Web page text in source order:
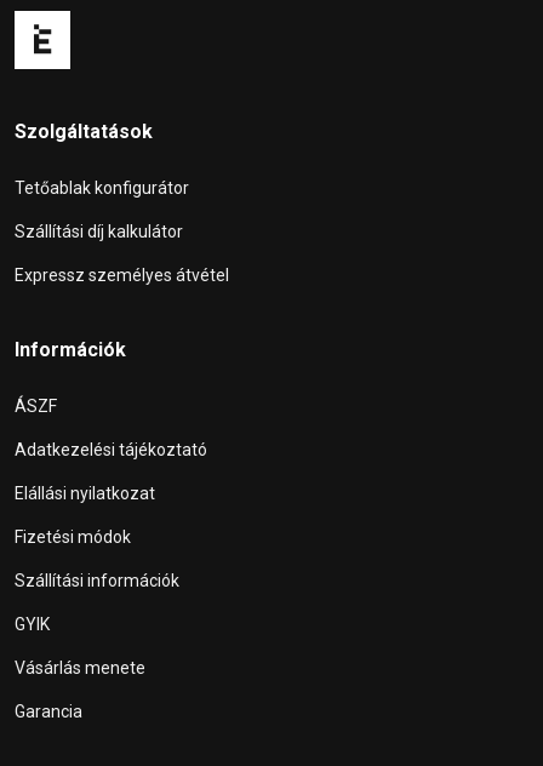
Szolgáltatások
Tetőablak konfigurátor
Szállítási díj kalkulátor
Expressz személyes átvétel
Információk
ÁSZF
Adatkezelési tájékoztató
Elállási nyilatkozat
Fizetési módok
Szállítási információk
GYIK
Vásárlás menete
Garancia